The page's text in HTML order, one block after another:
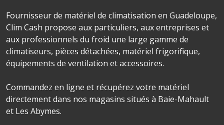
Fournisseur de matériel de climatisation en Guadeloupe,
Clim Cash propose aux particuliers, aux entreprises et
aux professionnels du froid une large gamme de
climatiseurs, pièces détachées, matériel frigorifique,
équipements de ventilation et accessoires.
Commandez en ligne et récupérez votre matériel
directement dans nos magasins situés à Baie-Mahault
et Les Abymes.